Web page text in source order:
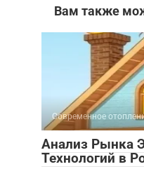
Вам также
Современное
Анализ Рынка
Технологий в